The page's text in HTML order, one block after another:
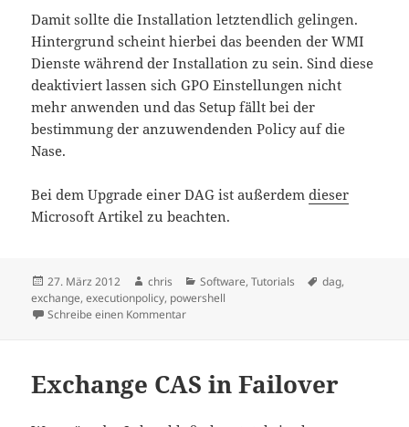
Damit sollte die Installation letztendlich gelingen.
Hintergrund scheint hierbei das beenden der WMI
Dienste während der Installation zu sein. Sind diese
deaktiviert lassen sich GPO Einstellungen nicht
mehr anwenden und das Setup fällt bei der
bestimmung der anzuwendenden Policy auf die
Nase.
Bei dem Upgrade einer DAG ist außerdemdieser
Microsoft Artikel zu beachten.
Veröffentlicht
am
27. März 2012 Autor
chris Kategorien
Software,Tutorials Schlagwörter
dag,
exchange,executionpolicy, powershell
Schreibe einen Kommentarzu Exchange 2010 SP2 Installation –
Exchange CAS in Failover